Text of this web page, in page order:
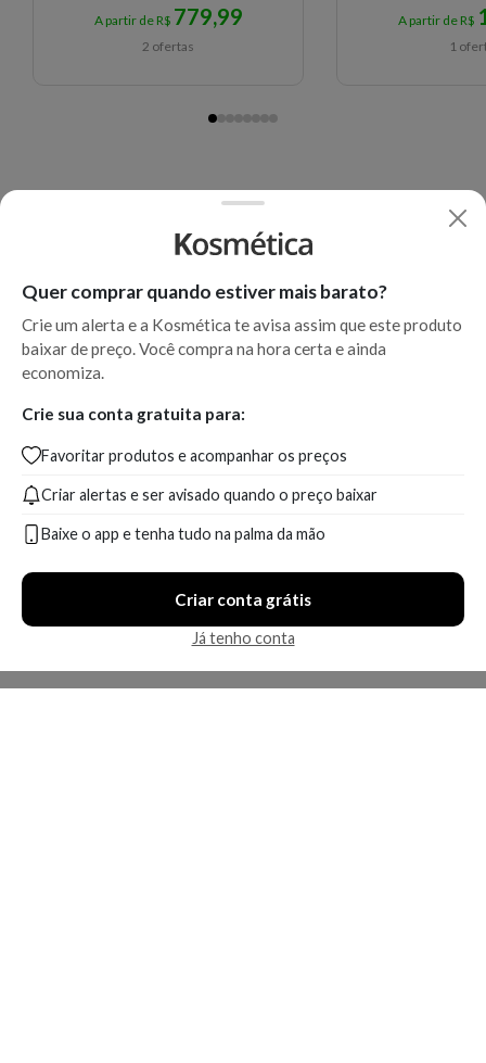
A partir de R$ 779,99
2 ofertas
A partir de R$
1
Quer comprar quando estiver mais barato?
Crie um alerta e a Kosmética te avisa assim que este produto
baixar de preço. Você compra na hora certa e ainda
economiza.
Crie sua conta gratuita para:
Favoritar produtos e acompanhar os preços
Criar alertas e ser avisado quando o preço baixar
Baixe o app e tenha tudo na palma da mão
Criar conta grátis
Já tenho conta